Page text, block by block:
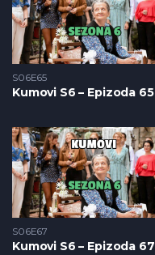
S06E65
Kumovi S6 – Epizoda 65
S06E67
Kumovi S6 – Epizoda 67